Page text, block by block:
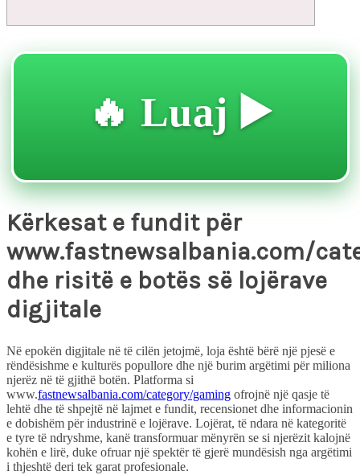
🔥 Luaj ▶️
Kërkesat e fundit për
www.fastnewsalbania.com/
dhe risitë e botës së lojërave
digjitale
Në epokën digjitale në të cilën jetojmë, loja është bërë një pjesë e
rëndësishme e kulturës popullore dhe një burim argëtimi për miliona
njerëz në të gjithë botën. Platforma si
www.fastnewsalbania.com/category/gaming ofrojnë një qasje të
lehtë dhe të shpejtë në lajmet e fundit, recensionet dhe informacionin
e dobishëm për industrinë e lojërave. Lojërat, të ndara në kategoritë
e tyre të ndryshme, kanë transformuar mënyrën se si njerëzit kalojnë
kohën e lirë, duke ofruar një spektër të gjerë mundësish nga argëtimi
i thjeshtë deri tek garat profesionale.